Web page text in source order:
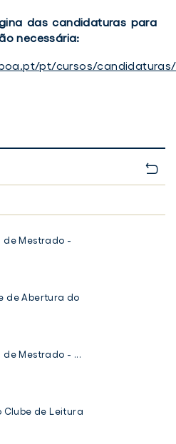
das candidaturas para
necessária:
pt/cursos/
de Mestrado -
de Abertura do
de Mestrado - ...
Clube de Leitura